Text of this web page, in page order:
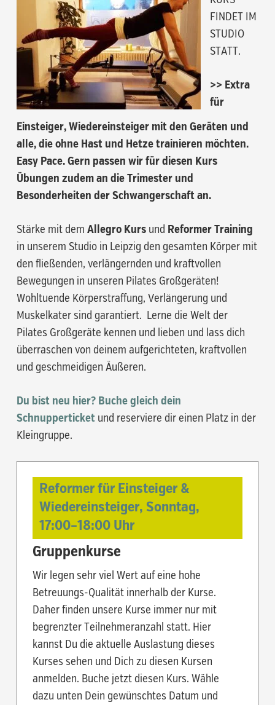
FINDET IM
STUDIO
STATT.
>> Extra
für
Einsteiger, Wiedereinsteiger mit den Geräten und
alle, die ohne Hast und Hetze trainieren möchten.
Easy Pace. Gern passen wir für diesen Kurs
Übungen zudem an die Trimester und
Besonderheiten der Schwangerschaft an.
Stärke mit dem Allegro Kursund Reformer Training
in unserem Studio in Leipzig den gesamten Körper mit
den fließenden, verlängernden und kraftvollen
Bewegungen in unseren Pilates Großgeräten!
Wohltuende Körperstraffung, Verlängerung und
Muskelkater sind garantiert. Lerne die Welt der
Pilates Großgeräte kennen und lieben und lass dich
überraschen von deinem aufgerichteten, kraftvollen
und geschmeidigen Äußeren.
Du bist neu hier? Buche gleich dein
Schnupperticket und reserviere dir einen Platz in der
Kleingruppe.
Reformer für Einsteiger &
Wiedereinsteiger, Sonntag,
17:00–18:00 Uhr
Gruppenkurse
Wir legen sehr viel Wert auf eine hohe
Betreuungs-Qualität innerhalb der Kurse.
Daher finden unsere Kurse immer nur mit
begrenzter Teilnehmeranzahl statt. Hier
kannst Du die aktuelle Auslastung dieses
Kurses sehen und Dich zu diesen Kursen
anmelden. Buche jetzt diesen Kurs. Wähle
dazu unten Dein gewünschtes Datum und